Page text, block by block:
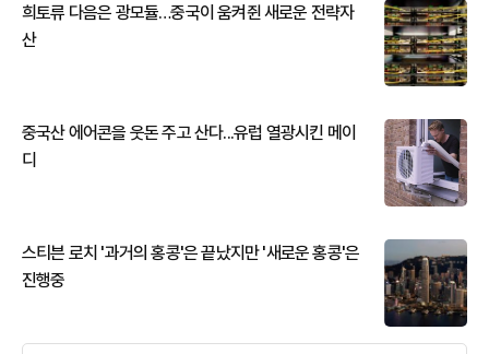
희토류 다음은 광모듈…중국이 움켜쥔 새로운 전략자
산
중국산 에어콘을 웃돈 주고 산다...유럽 열광시킨 메이
디
스티븐 로치 '과거의 홍콩'은 끝났지만 '새로운 홍콩'은
진행중